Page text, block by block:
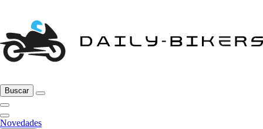
Buscar
Novedades